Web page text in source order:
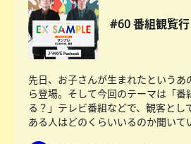
#60 番組観覧
先日、お子さんが生まれたというあ
ら登場。そして今回のテーマは「番
る？」テレビ番組などで、観客とし
ある人はどのくらいいるのか聞いて